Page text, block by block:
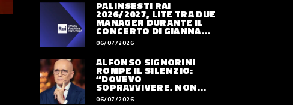
PALINSESTI RAI
2026/2027, LITE TRA DUE
MANAGER DURANTE IL
CONCERTO DI GIANNA
NANNINI
06/07/2026
ALFONSO SIGNORINI
ROMPE IL SILENZIO:
“DOVEVO
SOPRAVVIVERE, NON
VIVERE”
06/07/2026